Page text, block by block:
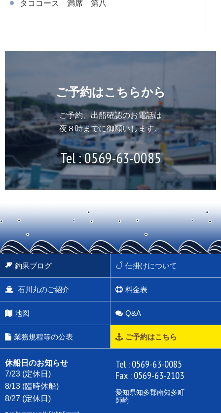
タココース 満席 第八
ご予約はこちらから
ご予約、出船確認のお電話は
夜８時までに御願いします。
Tel :0569-63-0085
釣果ブログ 仕掛けについて
石川丸のご紹介 料金表
地図 Q&A
業務規程等の公表 ご予約はこちら
休船日のお知らせ
7/23 (定休日)
8/13 (臨時休船)
8/27 (定休日)
Tel :0569-63-0085
Fax : 0569-63-2103
愛知県知多郡南知多町
師崎